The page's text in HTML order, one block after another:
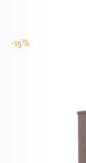
-15%